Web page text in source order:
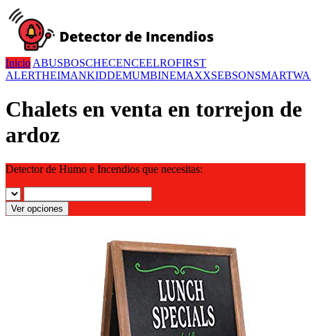
Inicio ABUSBOSCHECENCEELROFIRST
ALERTHEIMANKIDDEMUMBINEMAXXSEBSON
Chalets en venta en torrejon de
ardoz
Detector de Humo e Incendios que necesitas:
Ver opciones